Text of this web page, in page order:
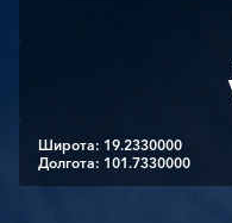
Широта: 19.2330000
Долгота: 101.7330000